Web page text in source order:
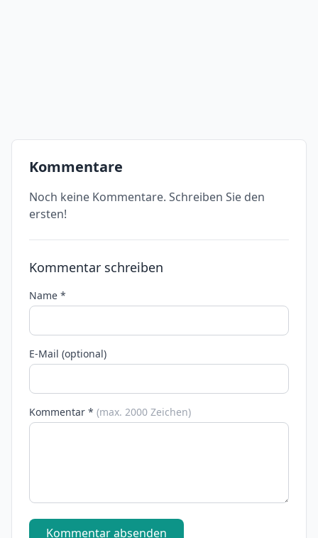
Kommentare
Noch keine Kommentare. Schreiben Sie den
ersten!
Kommentar schreiben
Name *
E-Mail (optional)
Kommentar * (max. 2000 Zeichen)
Kommentar absenden